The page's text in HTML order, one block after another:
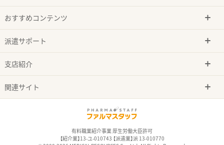
おすすめコンテンツ
派遣サポート
支店紹介
関連サイト
有料職業紹介事業 厚生労働大臣許可
【紹介業】13-ユ-010743 【派遣業】派 13-010770